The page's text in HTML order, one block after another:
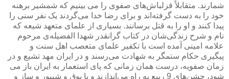
شمارند. متقابلاً قزلباش‌های صفوی را می بینیم که شمشیر برهنه
خود را به دست گرفته‌اند و برای رضا خدا می‌گردند یک نفر سنی را
پیدا کنند و او را به قتل برسانند. بسیاری از علمای متعهد شیعه که
نام و شرح زندگی‌شان در کتاب گرانقدر شهدا الفضیله‌ی مرحوم
علامه امینی آمده است با تکفیر علمای متعصب اهل سنت و
پیگیری حکام ستمگر به شهادت می‌رسند و در ایران مهد تشیع و در
زمان صفویه، درست همان زمانی که پای استعمار به ایران باز می
شود، جشن‌های 9 ربیع به راه می‌اندازند و با بوق و شیپور و ساز و